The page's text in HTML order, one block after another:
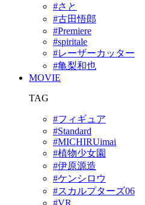
#さと
#古田悟郎
#Premiere
#spiritale
#レーザーカッター
#亀梨和也
MOVIE
TAG
#フィギュア
#Standard
#MICHIRUimai
#植物少女園
#伊原源造
#ケンシロウ
#スカルプターズ06